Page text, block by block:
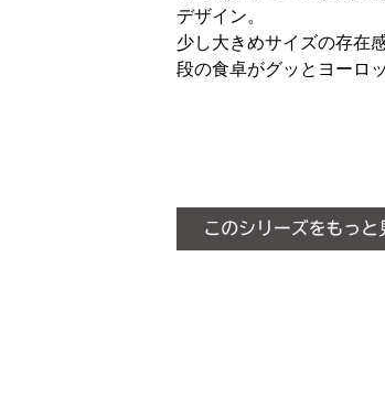
デザイン。
少し大きめサイズの存在
段の食卓がグッとヨーロ